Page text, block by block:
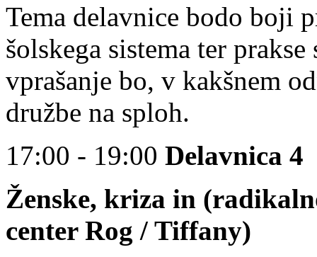
Tema delavnice bodo boji
šolskega sistema ter
vprašanje bo, v kakšnem
družbe na sploh.
17:00 - 19:00 Delavnica 4
Ženske, kriza in
center Rog / Tiffany)